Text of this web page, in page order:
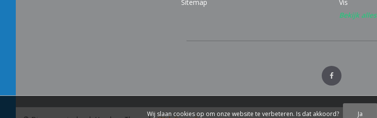
Sitemap
Vis
Bekijk alles
Wij slaan cookies op om onze website te verbeteren. Is dat akkoord? Ja